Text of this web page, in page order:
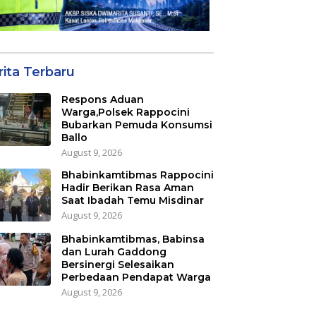
Terbaru
Respons Aduan
Warga,Polsek Rappocini
Bubarkan Pemuda Konsumsi
Ballo
August 9, 2026
Bhabinkamtibmas Rappocini
Hadir Berikan Rasa Aman
Saat Ibadah Temu Misdinar
August 9, 2026
Bhabinkamtibmas, Babinsa
dan Lurah Gaddong
Bersinergi Selesaikan
Perbedaan Pendapat Warga
August 9, 2026